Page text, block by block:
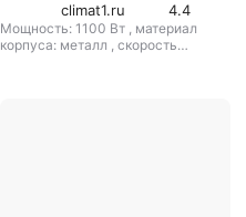
climat1.ru
4.4
Мощность: 1100 Вт , материал
корпуса: металл , скорость